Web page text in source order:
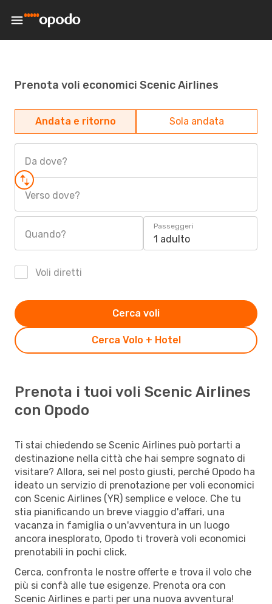
Prenota voli economici Scenic Airlines
Andata e ritorno Sola andata
Da dove?
Verso dove?
Quando?
Passeggeri
1 adulto
Voli diretti
Cerca Volo + Hotel
Cerca voli
Prenota i tuoi voli Scenic Airlines
con Opodo
Ti stai chiedendo se Scenic Airlines può portarti a
destinazione nella città che hai sempre sognato di
visitare? Allora, sei nel posto giusti, perché Opodo ha
ideato un servizio di prenotazione per voli economici
con Scenic Airlines (YR) semplice e veloce. Che tu
stia pianificando un breve viaggio d'affari, una
vacanza in famiglia o un'avventura in un luogo
ancora inesplorato, Opodo ti troverà voli economici
prenotabili in pochi click.
Cerca, confronta le nostre offerte e trova il volo che
più si confà alle tue esigenze. Prenota ora con
Scenic Airlines e parti per una nuova avventura!